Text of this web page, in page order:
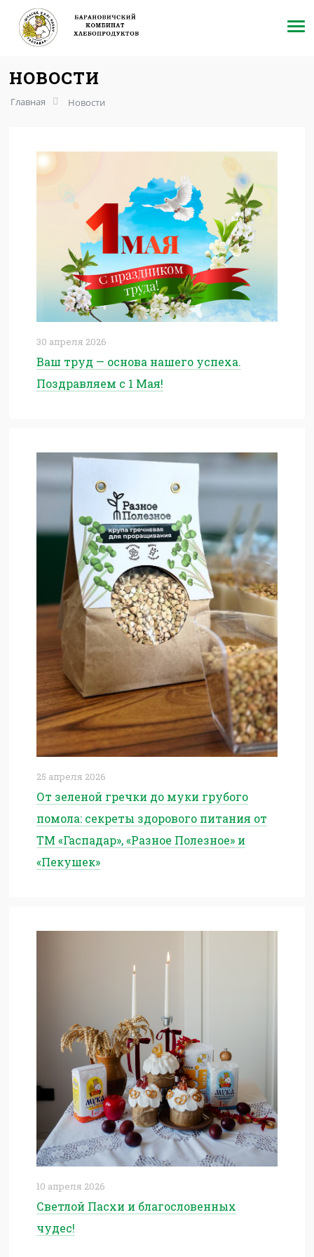
НОВОСТИ
Главная Новости
30 апреля 2026
Ваш труд — основа нашего успеха.
Поздравляем с 1 Мая!
25 апреля 2026
От зеленой гречки до муки грубого
помола: секреты здорового питания от
ТМ «Гаспадар», «Разное Полезное» и
«Пекушек»
10 апреля 2026
Светлой Пасхи и благословенных
чудес!